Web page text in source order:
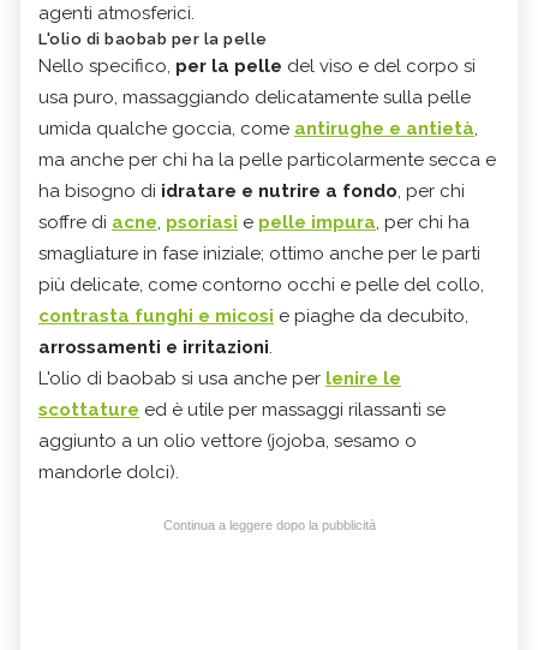
agenti atmosferici.
L'olio di baobab per la pelle
Nello specifico, per la pelle del viso e del corpo si
usa puro, massaggiando delicatamente sulla pelle
umida qualche goccia, come antirughe e antietà,
ma anche per chi ha la pelle particolarmente secca e
ha bisogno di idratare e nutrire a fondo, per chi
soffre di acne, psoriasi e pelle impura, per chi ha
smagliature in fase iniziale; ottimo anche per le parti
più delicate, come contorno occhi e pelle del collo,
contrasta funghi e micosi e piaghe da decubito,
arrossamenti e irritazioni.
L'olio di baobab si usa anche per lenire le
scottature ed è utile per massaggi rilassanti se
aggiunto a un olio vettore (jojoba, sesamo o
mandorle dolci).
Continua a leggere dopo la pubblicità